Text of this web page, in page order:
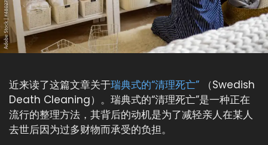
近来读了这篇文章关于瑞典式的“清理死亡” （Swedish
Death Cleaning）。瑞典式的“清理死亡”是一种正在
流行的整理方法，其背后的动机是为了减轻亲人在某人
去世后因为过多财物而承受的负担。